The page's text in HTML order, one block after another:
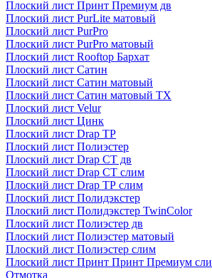
Плоский лист Принт Премиум дв
Плоский лист PurLite матовый
Плоский лист PurPro
Плоский лист PurPro матовый
Плоский лист Rooftop Бархат
Плоский лист Сатин
Плоский лист Сатин матовый
Плоский лист Сатин матовый TX
Плоский лист Velur
Плоский лист Цинк
Плоский лист Drap ТР
Плоский лист Полиэстер
Плоский лист Drap СТ дв
Плоский лист Drap СТ слим
Плоский лист Drap ТР слим
Плоский лист Полидэкстер
Плоский лист Полидэкстер TwinColor
Плоский лист Полиэстер дв
Плоский лист Полиэстер матовый
Плоский лист Полиэстер слим
Плоский лист Принт Принт Премиум
Отмотка